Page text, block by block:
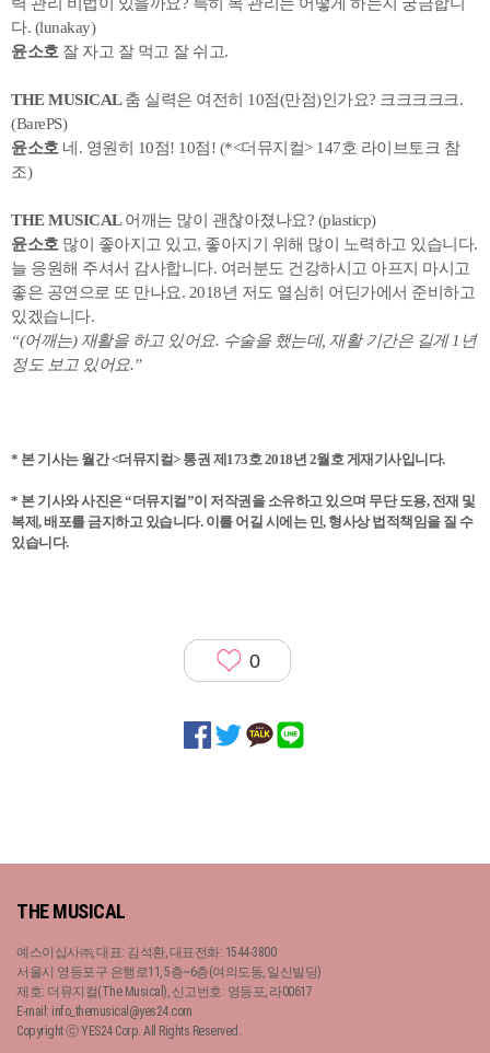
다. (lunakay)
윤소호 잘 자고 잘 먹고 잘 쉬고.
THE MUSICAL춤 실력은 여전히 10점(만점)인가요? 크크크크크.
(BarePS)
윤소호 네. 영원히 10점! 10점! (*<더뮤지컬> 147호 라이브토크 참
조)
THE MUSICAL어깨는 많이 괜찮아졌나요? (plasticp)
윤소호 많이 좋아지고 있고, 좋아지기 위해 많이 노력하고 있습니다.
늘 응원해 주셔서 감사합니다. 여러분도 건강하시고 아프지 마시고
좋은 공연으로 또 만나요. 2018년 저도 열심히 어딘가에서 준비하고
있겠습니다.
“(어깨는) 재활을 하고 있어요. 수술을 했는데, 재활 기간은 길게 1년
정도 보고 있어요.”
* 본 기사는 월간 <더뮤지컬> 통권 제173호 2018년 2월호 게재기사입니다.
* 본 기사와 사진은 “더뮤지컬”이 저작권을 소유하고 있으며 무단 도용, 전재 및
복제, 배포를 금지하고 있습니다. 이를 어길 시에는 민, 형사상 법적책임을 질 수
있습니다.
0
THE MUSICAL
예스이십사㈜, 대표: 김석환, 대표전화: 1544-3800
서울시 영등포구 은행로11, 5층~6층(여의도동, 일신빌딩)
제호: 더뮤지컬(The Musical), 신고번호: 영등포, 라00617
E-mail: info_themusical@yes24.com
Copyright ⓒ YES24 Corp. All Rights Reserved.